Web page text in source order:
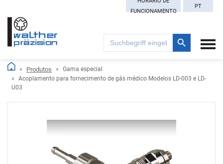
FUNCIONAMENTO
PT
Search
for:
Search Button
Produtos
Gama especial
Acoplamento para fornecimento de gás médico Modelos LD-003 e LD-
U03